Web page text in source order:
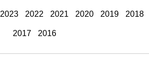
2023 2022 2021 2020 2019 2018
2017 2016